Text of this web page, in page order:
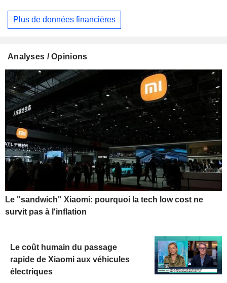
Plus de données financières
Analyses / Opinions
Le "sandwich" Xiaomi: pourquoi la tech low cost ne
survit pas à l'inflation
Le coût humain du passage
rapide de Xiaomi aux véhicules
électriques